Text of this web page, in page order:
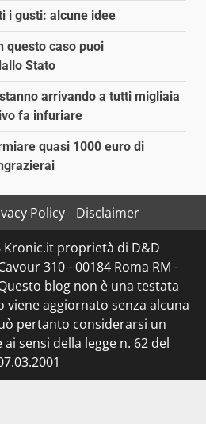
i gusti: alcune idee
questo caso puoi
Stato
arrivando a tutti migliaia
fa infuriare
quasi 1000 euro di
Policy
Disclaimer
Kronic.it proprietà di D&D
310 - 00184 Roma RM -
blog non è una testata
aggiornato senza alcuna
pertanto considerarsi un
sensi della legge n. 62 del